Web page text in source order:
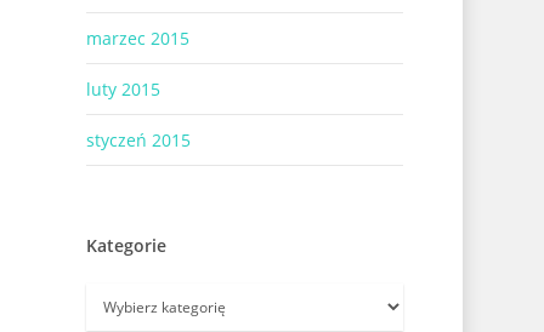
marzec 2015
luty 2015
styczeń 2015
Kategorie
Kategorie